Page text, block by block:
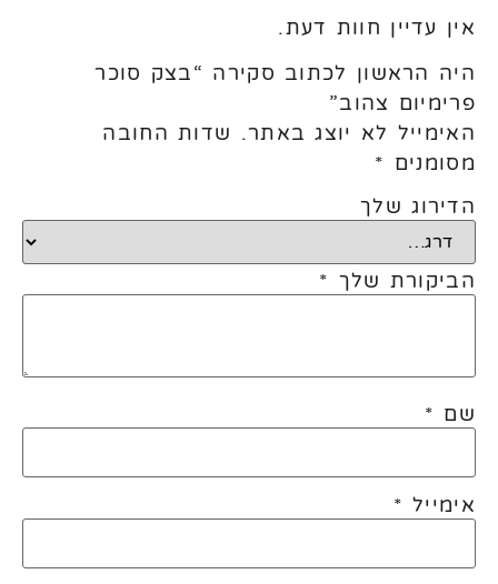
אין עדיין חוות דעת.
היה הראשון לכתוב סקירה “בצק סוכר
פרימיום צהוב”
האימייל לא יוצג באתר. שדות החובה
מסומנים *
הדירוג שלך
הביקורת שלך *
שם *
אימייל *